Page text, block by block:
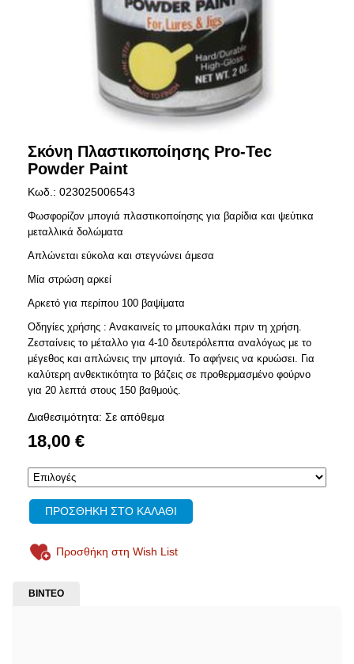
Σκόνη Πλαστικοποίησης Pro-Tec
Powder Paint
Κωδ.: 023025006543
Φωσφορίζον μπογιά πλαστικοποίησης για βαρίδια και ψεύτικα
μεταλλικά δολώματα
Απλώνεται εύκολα και στεγνώνει άμεσα
Μία στρώση αρκεί
Αρκετό για περίπου 100 βαψίματα
Οδηγίες χρήσης : Ανακαινείς το μπουκαλάκι πριν τη χρήση.
Ζεσταίνεις το μέταλλο για 4-10 δευτερόλεπτα αναλόγως με το
μέγεθος και απλώνεις την μπογιά. Το αφήνεις να κρυώσει. Για
καλύτερη ανθεκτικότητα το βάζεις σε προθερμασμένο φούρνο
για 20 λεπτά στους 150 βαθμούς.
Διαθεσιμότητα: Σε απόθεμα
18,00 €
ΠΡΟΣΘΗΚΗ ΣΤΟ ΚΑΛΑΘΙ
Προσθήκη στη Wish List
ΒΙΝΤΕΟ